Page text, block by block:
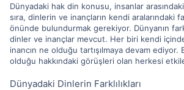
Dünyadaki hak din konusu, insanlar arasındaki
sıra, dinlerin ve inançların kendi aralarındaki
önünde bulundurmak gerekiyor. Dünyanın
dinler ve inançlar mevcut. Her biri kendi
inancın ne olduğu tartışılmaya devam ediyor.
olduğu hakkındaki görüşleri olan herkesi
Dünyadaki Dinlerin Farklılıkları